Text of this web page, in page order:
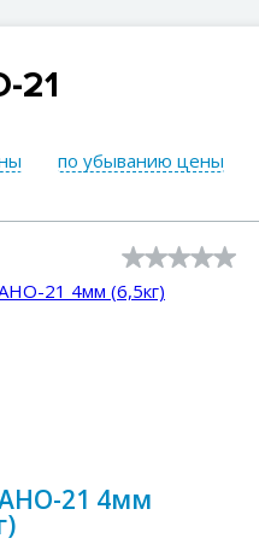
21
по убыванию цены
21 4мм